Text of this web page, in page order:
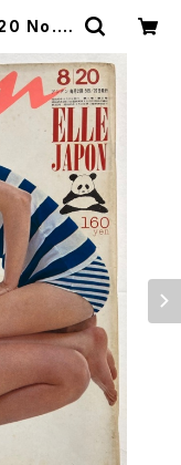
No.11